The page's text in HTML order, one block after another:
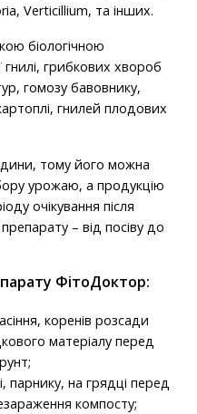
Verticillium, та інших.
біологічною
грибкових хвороб
гомозу бавовнику,
гнилей плодових
тому його можна
урожаю, а продукцію
очікування після
– від посіву до
ФітоДоктор:
коренів розсади
матеріалу перед
парнику, на грядці перед
компосту;